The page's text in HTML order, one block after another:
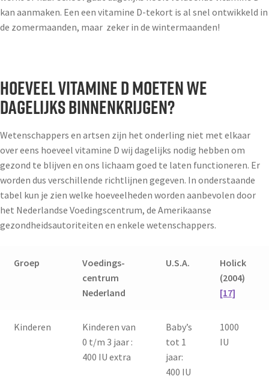
kan aanmaken. Een een vitamine D-tekort is al snel ontwikkeld in
de zomermaanden, maar zeker in de wintermaanden!
Hoeveel vitamine D moeten we
dagelijks binnenkrijgen?
Wetenschappers en artsen zijn het onderling niet met elkaar
over eens hoeveel vitamine D wij dagelijks nodig hebben om
gezond te blijven en ons lichaam goed te laten functioneren. Er
worden dus verschillende richtlijnen gegeven. In onderstaande
tabel kun je zien welke hoeveelheden worden aanbevolen door
het Nederlandse Voedingscentrum, de Amerikaanse
gezondheidsautoriteiten en enkele wetenschappers.
Groep
Voedings-
centrum
Nederland
U.S.A.
Holick
(2004)
[17]
Kinderen
Kinderen van
0 t/m 3 jaar :
400 IU extra
Baby’s
tot 1
jaar:
400 IU
1000
IU